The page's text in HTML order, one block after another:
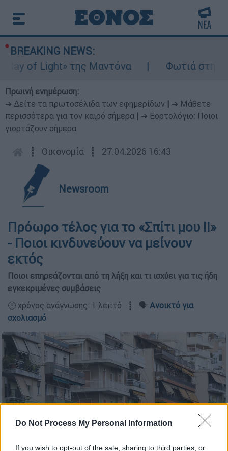
Do Not Process My Personal Information
If you wish to opt-out of the sale, sharing to third parties, or
BREAKING NEWS:
of Light» της Μαντόνα
Φωτιά στη
Πρωινή ενημέρωση:
➔ Δείτε τα πρωτοσέλιδα των εφημερίδων
➔ Μάθετε
περισσότερα για τον καιρό σήμερα
➔ Εορτολόγιο: Ποιοι
γιορτάζουν σήμερα
┋ Οικονομία ┋ 27.04.2026 16:43
Newsroom
Πρόωρο τέλος για το «Σπίτι μου ΙΙ»
- Ποιοι κινδυνεύουν να μείνουν
εκτός
Ποιοι επηρεάζονται από τη λήξη και τι ισχύει για τις ήδη
εγκεκριμένες συμβάσεις
🕛 χρόνος ανάγνωσης: 1 λεπτό ┋ 🗣️ Ανοικτό για
σχολιασμό